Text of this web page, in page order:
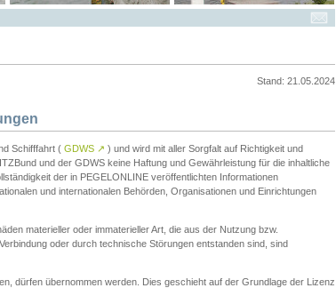
Stand: 21.05.2024
Schifffahrt ( GDWS ↗ ) und wird mit aller Sorgfalt auf Richtigkeit und
und der GDWS keine Haftung und Gewährleistung für die inhaltliche
der in PEGELONLINE veröffentlichten Informationen
und internationalen Behörden, Organisationen und Einrichtungen
materieller oder immaterieller Art, die aus der Nutzung bzw.
oder durch technische Störungen entstanden sind, sind
dürfen übernommen werden. Dies geschieht auf der Grundlage der Lizenz